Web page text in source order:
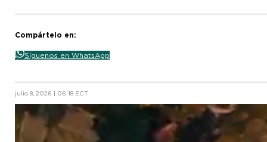
Compártelo en:
Síguenos en WhatsApp
julio 8, 2026 | 06:18 ECT